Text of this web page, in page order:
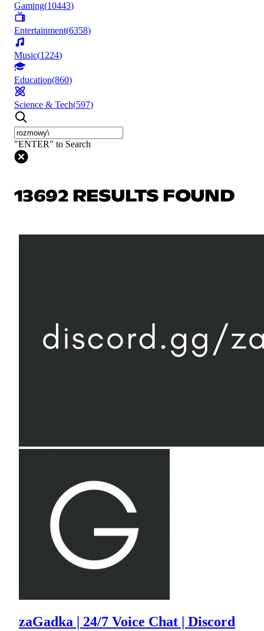
Gaming(10443)
Entertainment(6358)
Music(1224)
Education(860)
Science & Tech(597)
"ENTER" to Search
13692 RESULTS FOUND
zaGadka | 24/7 Voice Chat | Discord